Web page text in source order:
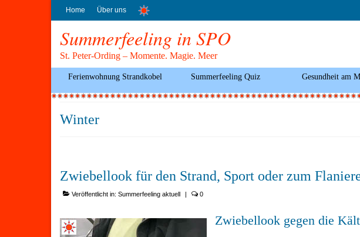
Home Über uns
Summerfeeling in SPO
St. Peter-Ording – Momente. Magie. Meer
Ferienwohnung Strandkobel Summerfeeling Quiz Gesundheit am
Winter
Zwiebellook für den Strand, Sport oder zum
Veröffentlicht in: Summerfeeling aktuell | 0
Zwiebellook gegen die